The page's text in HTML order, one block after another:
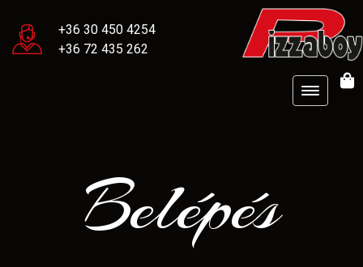
+36 30 450 4254
+36 72 435 262
Belépés